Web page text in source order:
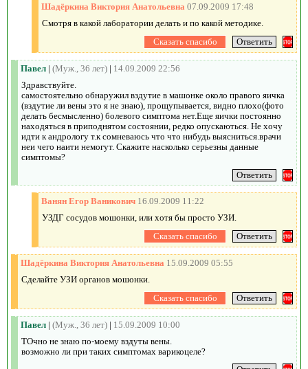
Шадёркина Виктория Анатольевна 07.09.2009 17:48
Смотря в какой лаборатории делать и по какой методике.
Павел | (Муж., 36 лет) | 14.09.2009 22:56
Здравствуйте.
самостоятельно обнаружил вздутие в машонке около правого яичка
(вздутие ли вены это я не знаю), прощупывается, видно плохо(фото
делать бесмысленно) болевого симптома нет.Еще яички постоянно
находяться в приподнятом состоянии, редко опускаються. Не хочу
идти к андрологу т.к сомневаюсь что что нибудь выясниться.врачи
неи чего наити немогут. Скажите насколько серьезны данные
симптомы?
Ванян Егор Ваникович 16.09.2009 11:22
УЗДГ сосудов мошонки, или хотя бы просто УЗИ.
Шадёркина Виктория Анатольевна 15.09.2009 05:55
Сделайте УЗИ органов мошонки.
Павел | (Муж., 36 лет) | 15.09.2009 10:00
ТОчно не знаю по-моему вздуты вены.
возможно ли при таких симптомах варикоцеле?